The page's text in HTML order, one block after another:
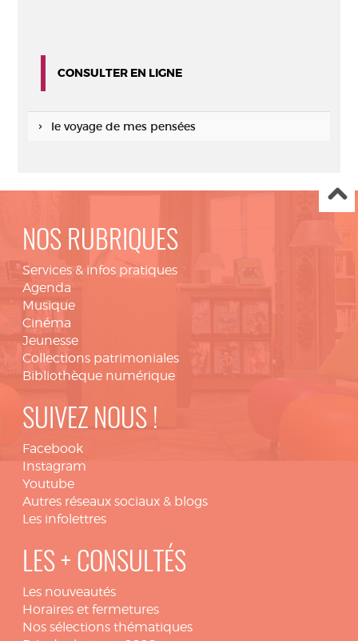
CONSULTER EN LIGNE
le voyage de mes pensées
NOS RUBRIQUES
Services & infos pratiques
Agenda
Musique
Cinéma
Jeunesse
Collections patrimoniales
Bibliothèque numérique
SUIVEZ NOUS !
Facebook
Instagram
Youtube
Autres réseaux sociaux & blogs
Les infolettres
LES + CONSULTÉS
Les nouveautés
Horaires et fermetures
Nos sélections thématiques